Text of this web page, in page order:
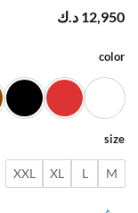
د.ك
L
XL
XXL